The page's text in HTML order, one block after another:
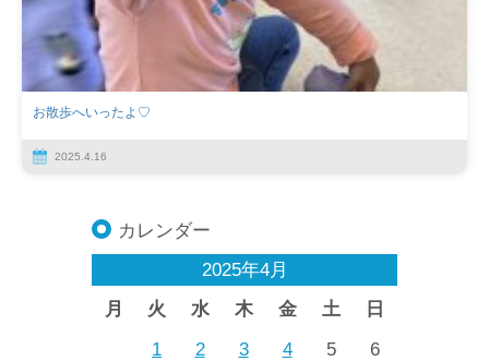
お散歩へいったよ♡
2025.4.16
カレンダー
2025年4月
月
火 水 木 金 土 日
1 2 3 4 5
6